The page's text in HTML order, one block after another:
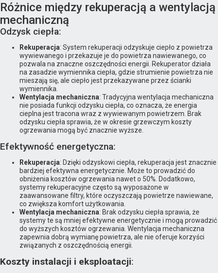
Różnice między rekuperacją a wentylacją
mechaniczną
Odzysk ciepła:
Rekuperacja: System rekuperacji odzyskuje ciepło z powietrza
wywiewanego i przekazuje je do powietrza nawiewanego, co
pozwala na znaczne oszczędności energii. Rekuperator działa
na zasadzie wymiennika ciepła, gdzie strumienie powietrza nie
mieszają się, ale ciepło jest przekazywane przez ścianki
wymiennika.
Wentylacja mechaniczna: Tradycyjna wentylacja mechaniczna
nie posiada funkcji odzysku ciepła, co oznacza, że energia
cieplna jest tracona wraz z wywiewanym powietrzem. Brak
odzysku ciepła sprawia, że w okresie grzewczym koszty
ogrzewania mogą być znacznie wyższe.
Efektywność energetyczna:
Rekuperacja: Dzięki odzyskowi ciepła, rekuperacja jest znacznie
bardziej efektywna energetycznie. Może to prowadzić do
obniżenia kosztów ogrzewania nawet o 50%. Dodatkowo,
systemy rekuperacyjne często są wyposażone w
zaawansowane filtry, które oczyszczają powietrze nawiewane,
co zwiększa komfort użytkowania.
Wentylacja mechaniczna: Brak odzysku ciepła sprawia, że
systemy te są mniej efektywne energetycznie i mogą prowadzić
do wyższych kosztów ogrzewania. Wentylacja mechaniczna
zapewnia dobrą wymianę powietrza, ale nie oferuje korzyści
związanych z oszczędnością energii.
Koszty instalacji i eksploatacji: